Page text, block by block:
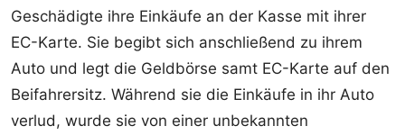
Geschädigte ihre Einkäufe an der Kasse mit ihrer
EC-Karte. Sie begibt sich anschließend zu ihrem
Auto und legt die Geldbörse samt EC-Karte auf den
Beifahrersitz. Während sie die Einkäufe in ihr Auto
verlud, wurde sie von einer unbekannten